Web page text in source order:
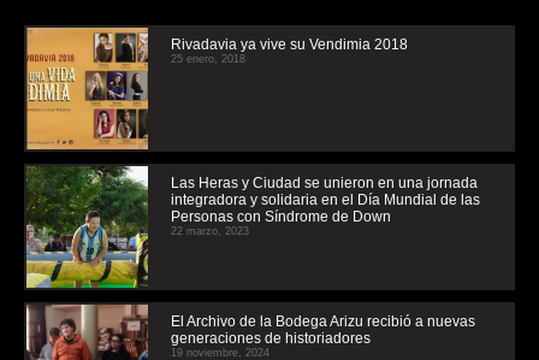
Rivadavia ya vive su Vendimia 2018
25 enero, 2018
Las Heras y Ciudad se unieron en una jornada
integradora y solidaria en el Día Mundial de las
Personas con Síndrome de Down
22 marzo, 2023
El Archivo de la Bodega Arizu recibió a nuevas
generaciones de historiadores
19 noviembre, 2024